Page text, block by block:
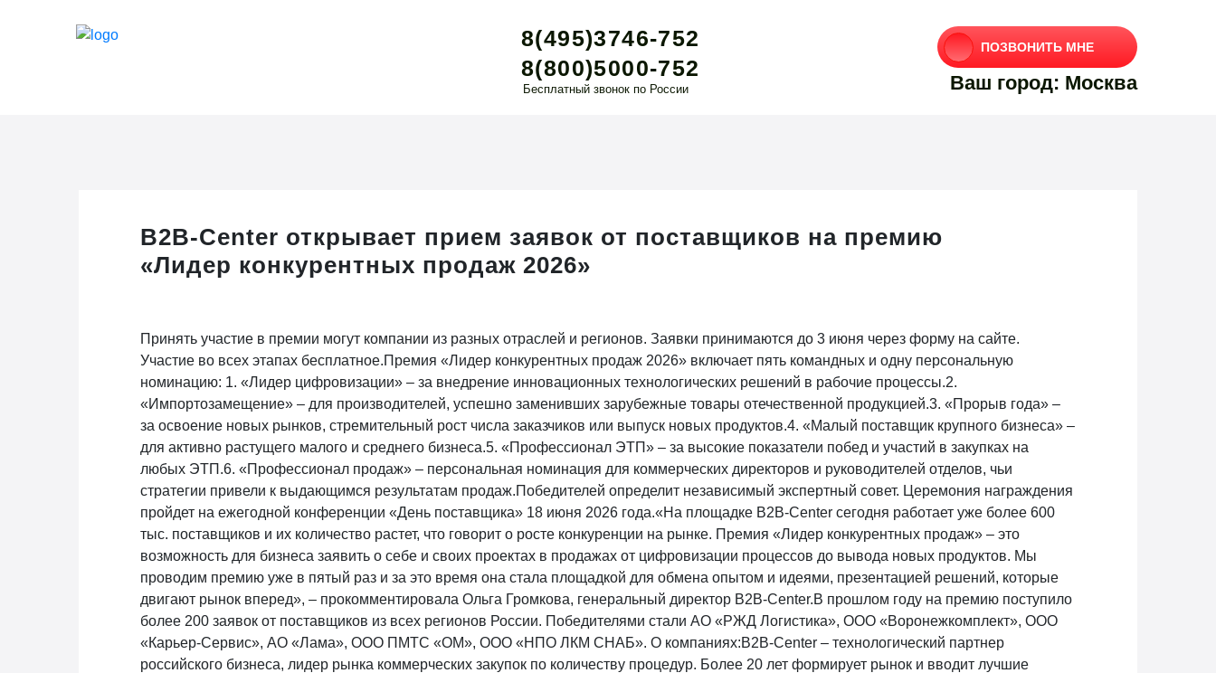
8(495)3746-752
8(800)5000-752
Бесплатный звонок по России
ПОЗВОНИТЬ МНЕ
Ваш город: Москва
B2B-Center открывает прием заявок от поставщиков на премию
«Лидер конкурентных продаж 2026»
Принять участие в премии могут компании из разных отраслей и регионов. Заявки принимаются до 3 июня через форму на сайте.
Участие во всех этапах бесплатное.Премия «Лидер конкурентных продаж 2026» включает пять командных и одну персональную
номинацию: 1. «Лидер цифровизации» – за внедрение инновационных технологических решений в рабочие процессы.2.
«Импортозамещение» – для производителей, успешно заменивших зарубежные товары отечественной продукцией.3. «Прорыв года» –
за освоение новых рынков, стремительный рост числа заказчиков или выпуск новых продуктов.4. «Малый поставщик крупного бизнеса» –
для активно растущего малого и среднего бизнеса.5. «Профессионал ЭТП» – за высокие показатели побед и участий в закупках на
любых ЭТП.6. «Профессионал продаж» – персональная номинация для коммерческих директоров и руководителей отделов, чьи
стратегии привели к выдающимся результатам продаж.Победителей определит независимый экспертный совет. Церемония награждения
пройдет на ежегодной конференции «День поставщика» 18 июня 2026 года.«На площадке B2B-Center сегодня работает уже более 600
тыс. поставщиков и их количество растет, что говорит о росте конкуренции на рынке. Премия «Лидер конкурентных продаж» – это
возможность для бизнеса заявить о себе и своих проектах в продажах от цифровизации процессов до вывода новых продуктов. Мы
проводим премию уже в пятый раз и за это время она стала площадкой для обмена опытом и идеями, презентацией решений, которые
двигают рынок вперед», – прокомментировала Ольга Громкова, генеральный директор B2B-Center.В прошлом году на премию поступило
более 200 заявок от поставщиков из всех регионов России. Победителями стали АО «РЖД Логистика», ООО «Воронежкомплект», ООО
«Карьер-Сервис», АО «Лама», ООО ПМТС «ОМ», ООО «НПО ЛКМ СНАБ». О компаниях:B2B-Center – технологический партнер
российского бизнеса, лидер рынка коммерческих закупок по количеству процедур. Более 20 лет формирует рынок и вводит лучшие